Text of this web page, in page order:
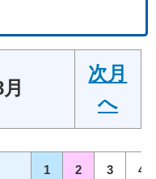
次月
へ
1 2 3 4